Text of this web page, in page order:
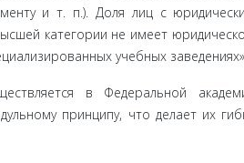
и т. п.). Доля лиц с
категории не имеет
учебных
в Федеральной
прин­ципу, что делает их